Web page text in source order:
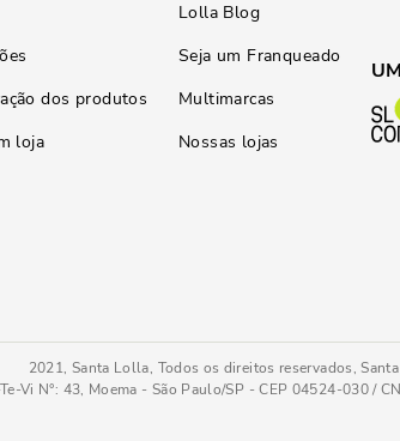
dos produtos
loja
Lolla Blog
Seja um Franqueado
Multimarcas
Nossas lojas
2021, Santa Lolla, Todos os direitos reservados,
Vi N°: 43, Moema - São Paulo/SP - CEP 04524-030 /